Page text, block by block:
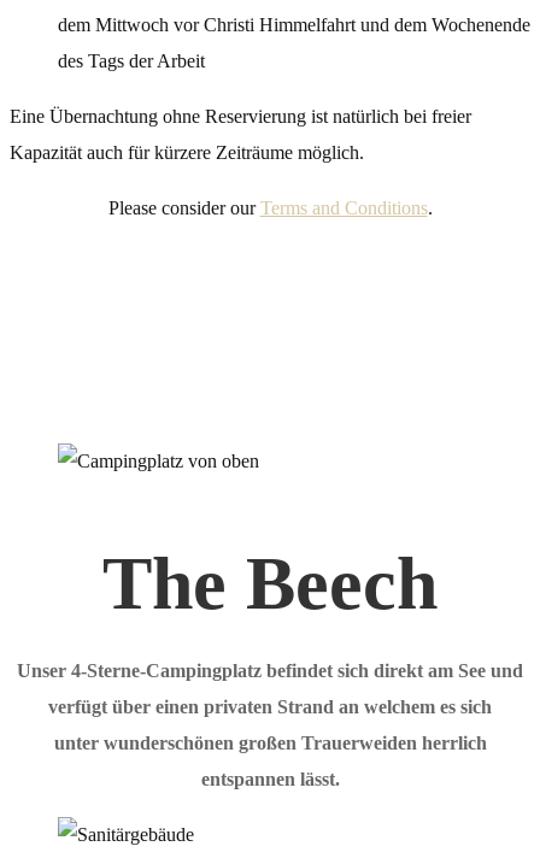
dem Mittwoch vor Christi Himmelfahrt und dem Wochenende
des Tags der Arbeit
Eine Übernachtung ohne Reservierung ist natürlich bei freier
Kapazität auch für kürzere Zeiträume möglich.
Please consider ourTerms and Conditions.
The Beech
Unser 4-Sterne-Campingplatz befindet sich direkt am See und
verfügt über einen privaten Strand an welchem es sich
unter wunderschönen großen Trauerweiden herrlich
entspannen lässt.